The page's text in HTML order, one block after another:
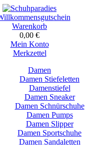
Warenkorb
0,00 €
Mein Konto
Merkzettel
Damen
Damen Stiefeletten
Damenstiefel
Damen Sneaker
Damen Schnürschuhe
Damen Pumps
Damen Slipper
Damen Sportschuhe
Damen Sandaletten